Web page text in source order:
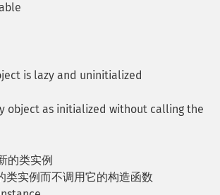
is lazy and uninitialized
object as initialized without calling the
的类实例
类实例而不调用它的构造函数